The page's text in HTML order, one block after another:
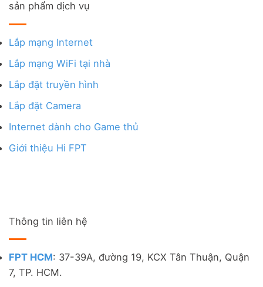
sản phẩm dịch vụ
Lắp mạng Internet
Lắp mạng WiFi tại nhà
Lắp đặt truyền hình
Lắp đặt Camera
Internet dành cho Game thủ
Giới thiệu Hi FPT
Thông tin liên hệ
FPT HCM: 37-39A, đường 19, KCX Tân Thuận, Quận
7, TP. HCM.